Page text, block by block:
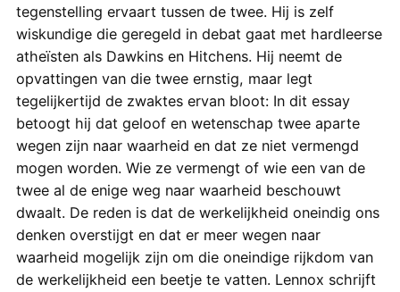
tegenstelling ervaart tussen de twee. Hij is zelf
wiskundige die geregeld in debat gaat met hardleerse
atheïsten als Dawkins en Hitchens. Hij neemt de
opvattingen van die twee ernstig, maar legt
tegelijkertijd de zwaktes ervan bloot: In dit essay
betoogt hij dat geloof en wetenschap twee aparte
wegen zijn naar waarheid en dat ze niet vermengd
mogen worden. Wie ze vermengt of wie een van de
twee al de enige weg naar waarheid beschouwt
dwaalt. De reden is dat de werkelijkheid oneindig ons
denken overstijgt en dat er meer wegen naar
waarheid mogelijk zijn om die oneindige rijkdom van
de werkelijkheid een beetje te vatten. Lennox schrijft